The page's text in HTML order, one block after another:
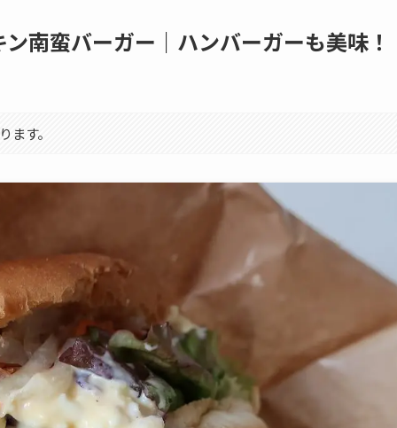
南蛮バーガー｜ハンバーガーも美味！
す。